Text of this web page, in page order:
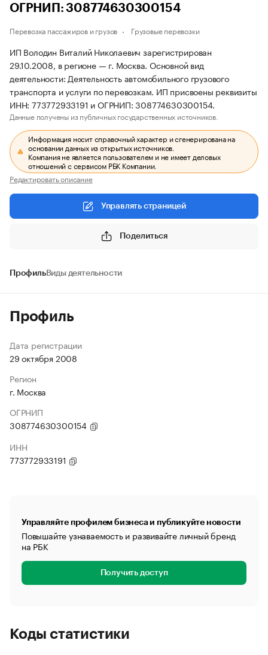
ОГРНИП: 308774630300154
Перевозка пассажиров и грузов Грузовые перевозки
ИП Володин Виталий Николаевич зарегистрирован
29.10.2008, в регионе — г. Москва. Основной вид
деятельности: Деятельность автомобильного грузового
транспорта и услуги по перевозкам. ИП присвоены реквизиты
ИНН: 773772933191 и ОГРНИП: 308774630300154.
Данные получены из публичных государственных источников.
Информация носит справочный характер и сгенерирована на
основании данных из открытых источников.
Компания не является пользователем и не имеет деловых
отношений с сервисом РБК Компании.
Редактировать описание
Управлять страницей
Поделиться
ПрофильВиды деятельности
Профиль
Дата регистрации
29 октября 2008
Регион
г. Москва
ОГРНИП
308774630300154
ИНН
773772933191
Управляйте профилем бизнеса и публикуйте новости
Повышайте узнаваемость и развивайте личный бренд
на РБК
Получить доступ
Коды статистики